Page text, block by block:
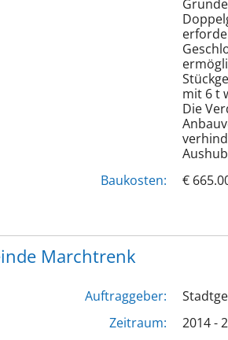
mit 6 t
Die
Baukosten:
€
Marchtrenk
Auftraggeber:
Zeitraum:
2014 -